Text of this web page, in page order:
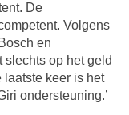
De
Volgens
en
slechts op het geld
laatste keer is het
ondersteuning.’